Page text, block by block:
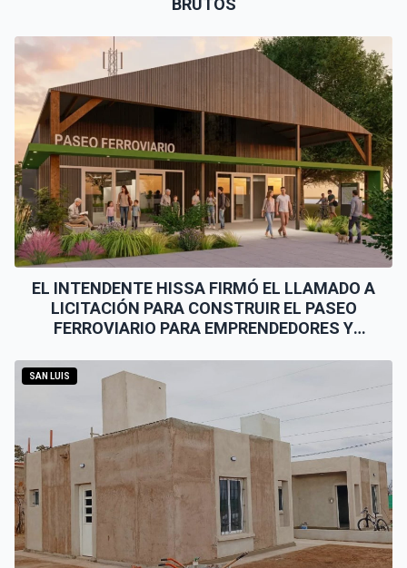
EL INTENDENTE HISSA FIRMÓ EL LLAMADO A
LICITACIÓN PARA CONSTRUIR EL PASEO
FERROVIARIO PARA EMPRENDEDORES Y
SAN LUIS